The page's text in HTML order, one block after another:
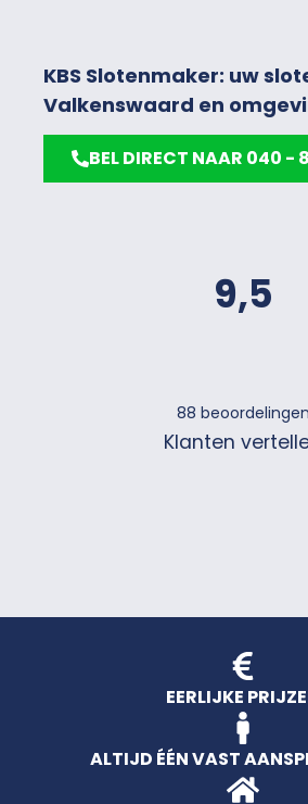
KBS Slotenmaker: uw
Valkenswaard en
BEL DIRECT NAAR 040 -
9,5
88 beoordelingen
Klanten
EERLIJKE
ALTIJD ÉÉN VAST